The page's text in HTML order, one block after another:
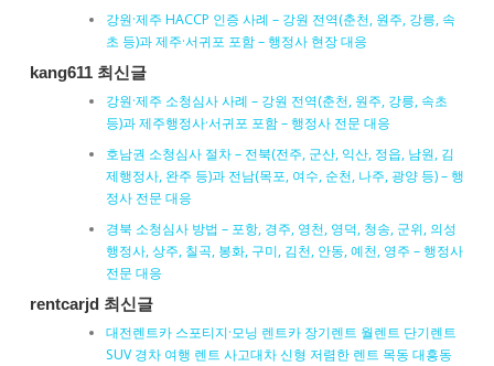
강원·제주 HACCP 인증 사례 – 강원 전역(춘천, 원주, 강릉, 속
초 등)과 제주·서귀포 포함 – 행정사 현장 대응
kang611 최신글
강원·제주 소청심사 사례 – 강원 전역(춘천, 원주, 강릉, 속초
등)과 제주행정사·서귀포 포함 – 행정사 전문 대응
호남권 소청심사 절차 – 전북(전주, 군산, 익산, 정읍, 남원, 김
제행정사, 완주 등)과 전남(목포, 여수, 순천, 나주, 광양 등) – 행
정사 전문 대응
경북 소청심사 방법 – 포항, 경주, 영천, 영덕, 청송, 군위, 의성
행정사, 상주, 칠곡, 봉화, 구미, 김천, 안동, 예천, 영주 – 행정사
전문 대응
rentcarjd 최신글
대전렌트카 스포티지·모닝 렌트카 장기렌트 월렌트 단기렌트
SUV 경차 여행 렌트 사고대차 신형 저렴한 렌트 목동 대흥동